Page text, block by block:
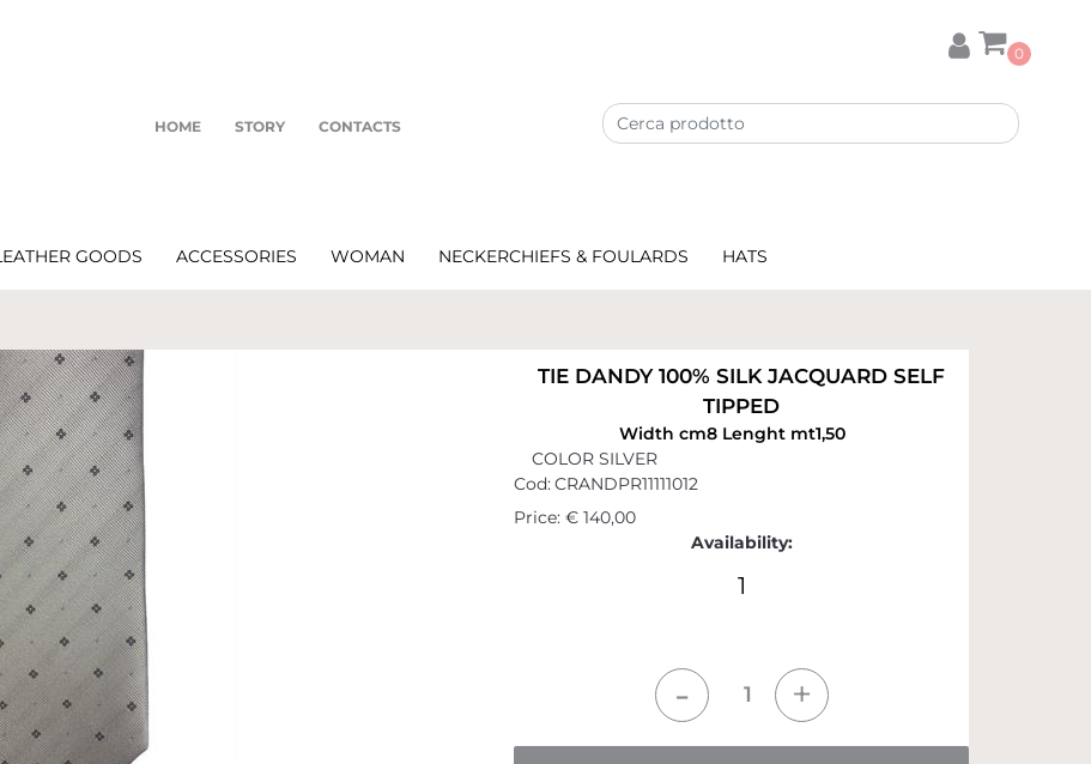
HOME STORY CONTACTS
0
GOODS ACCESSORIES WOMAN NECKERCHIEFS & FOULARDS HATS
TIE DANDY 100% SILK JACQUARD SELF
TIPPED
Width cm8 Lenght mt1,50
COLOR SILVER
Cod:CRANDPR11111012
Price: € 140,00
Availability:
1